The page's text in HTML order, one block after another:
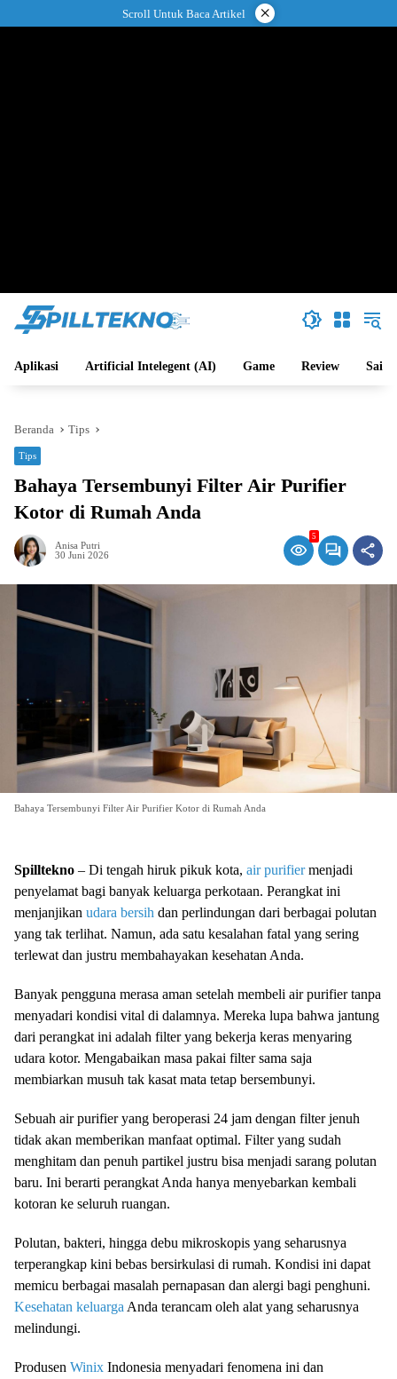
ke
Scroll Untuk Baca Artikel ×
Aplikasi Artificial Intelegent (AI) Game Review Sains
Beranda Tips
Tips
Bahaya Tersembunyi Filter Air Purifier
Kotor di Rumah Anda
Anisa Putri
30 Juni 2026
5
Bahaya Tersembunyi Filter Air Purifier Kotor di Rumah Anda
Spilltekno – Di tengah hiruk pikuk kota, air purifiermenjadi
penyelamat bagi banyak keluarga perkotaan. Perangkat ini
menjanjikan udara bersih dan perlindungan dari berbagai polutan
yang tak terlihat. Namun, ada satu kesalahan fatal yang sering
terlewat dan justru membahayakan kesehatan Anda.
Banyak pengguna merasa aman setelah membeli air purifier tanpa
menyadari kondisi vital di dalamnya. Mereka lupa bahwa jantung
dari perangkat ini adalah filter yang bekerja keras menyaring
udara kotor. Mengabaikan masa pakai filter sama saja
membiarkan musuh tak kasat mata tetap bersembunyi.
Sebuah air purifier yang beroperasi 24 jam dengan filter jenuh
tidak akan memberikan manfaat optimal. Filter yang sudah
menghitam dan penuh partikel justru bisa menjadi sarang polutan
baru. Ini berarti perangkat Anda hanya menyebarkan kembali
kotoran ke seluruh ruangan.
Polutan, bakteri, hingga debu mikroskopis yang seharusnya
terperangkap kini bebas bersirkulasi di rumah. Kondisi ini dapat
memicu berbagai masalah pernapasan dan alergi bagi penghuni.
Kesehatan keluarga Anda terancam oleh alat yang seharusnya
melindungi.
Produsen Winix Indonesia menyadari fenomena ini dan